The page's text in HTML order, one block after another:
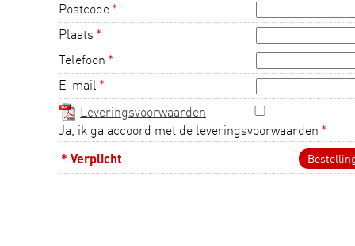
Postcode *
Plaats *
Telefoon *
E-mail *
Leveringsvoorwaarden
Ja, ik ga accoord met de leveringsvoorwaarden *
* Verplicht